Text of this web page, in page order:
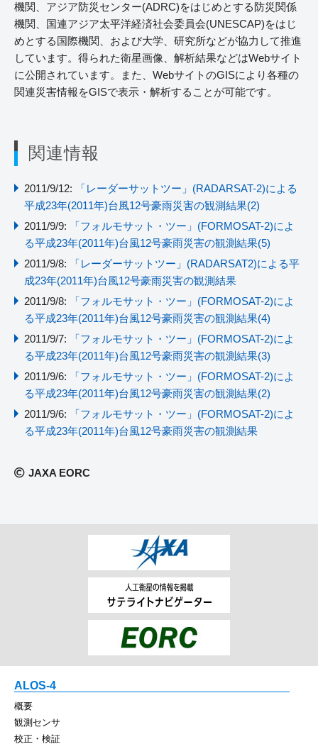
機関、アジア防災センター(ADRC)をはじめとする防災関係
機関、国連アジア太平洋経済社会委員会(UNESCAP)をはじ
めとする国際機関、および大学、研究所などが協力して推進
しています。得られた衛星画像、解析結果などはWebサイト
に公開されています。また、WebサイトのGISにより各種の
関連災害情報をGISで表示・解析することが可能です。
関連情報
2011/9/12:
「レーダーサットツー」(RADARSAT-2)による
平成23年(2011年)台風12号豪雨災害の観測結果(2)
2011/9/9:
「フォルモサット・ツー」(FORMOSAT-2)によ
る平成23年(2011年)台風12号豪雨災害の観測結果(5)
2011/9/8:
「レーダーサットツー」(RADARSAT2)による平
成23年(2011年)台風12号豪雨災害の観測結果
2011/9/8:
「フォルモサット・ツー」(FORMOSAT-2)によ
る平成23年(2011年)台風12号豪雨災害の観測結果(4)
2011/9/7:
「フォルモサット・ツー」(FORMOSAT-2)によ
る平成23年(2011年)台風12号豪雨災害の観測結果(3)
2011/9/6:
「フォルモサット・ツー」(FORMOSAT-2)によ
る平成23年(2011年)台風12号豪雨災害の観測結果(2)
2011/9/6:
「フォルモサット・ツー」(FORMOSAT-2)によ
る平成23年(2011年)台風12号豪雨災害の観測結果
JAXA EORC
ALOS-4
概要
観測センサ
校正・検証